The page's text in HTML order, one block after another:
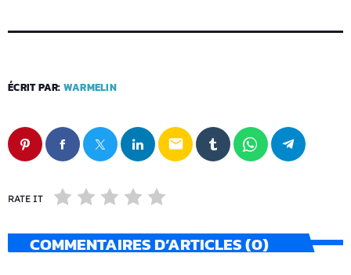
ÉCRIT PAR: WARMELIN
email
RATE IT
COMMENTAIRES D’ARTICLES (0)